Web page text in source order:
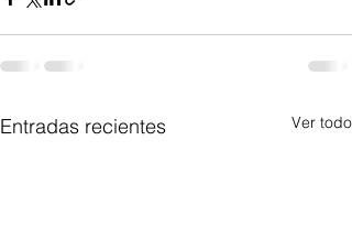
Entradas recientes Ver todo